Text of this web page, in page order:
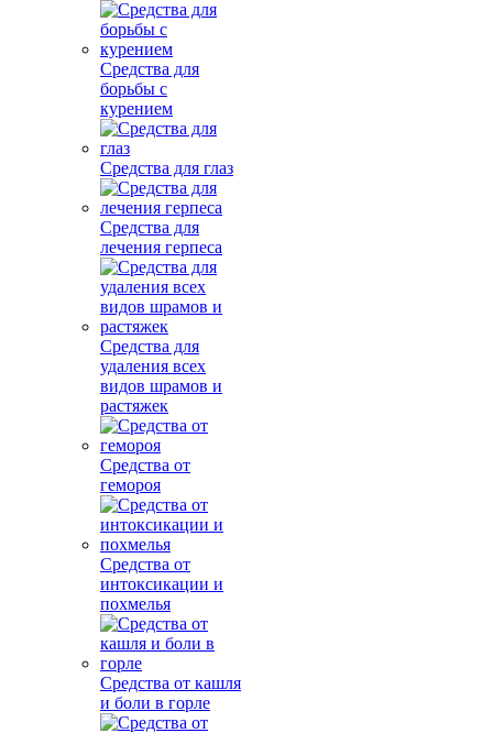
Средства для
борьбы с
курением
Средства для глаз
Средства для
лечения герпеса
Средства для
удаления всех
видов шрамов и
растяжек
Средства от
гемороя
Средства от
интоксикации и
похмелья
Средства от кашля
и боли в горле